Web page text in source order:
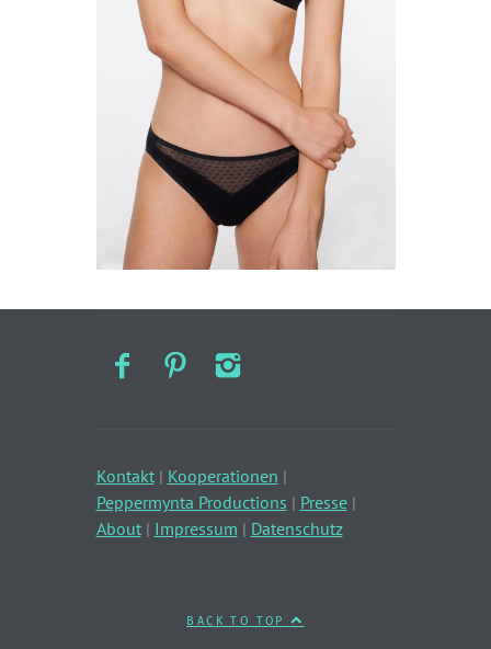
Kontakt| Kooperationen |
Peppermynta Productions | Presse|
About| Impressum | Datenschutz
BACK TO TOP